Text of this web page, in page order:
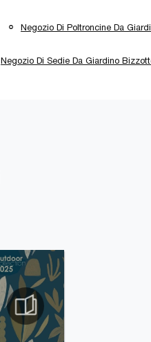
Negozio Di Poltroncine Da
Negozio Di Sedie Da Giardino